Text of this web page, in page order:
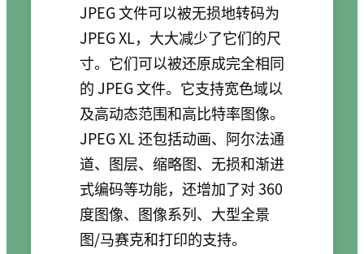
JPEG 文件可以被无损地转码为
JPEG XL，大大减少了它们的尺
寸。它们可以被还原成完全相同
的 JPEG 文件。它支持宽色域以
及高动态范围和高比特率图像。
JPEG XL 还包括动画、阿尔法通
道、图层、缩略图、无损和渐进
式编码等功能，还增加了对 360
度图像、图像系列、大型全景
图/马赛克和打印的支持。